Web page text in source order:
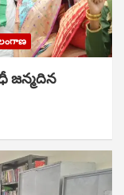
జ‌న్మ‌దిన